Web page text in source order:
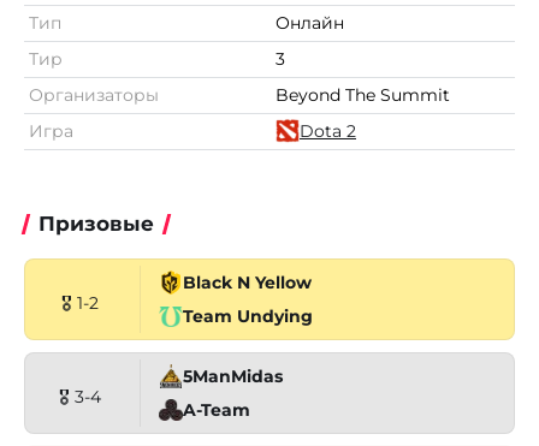
Тип
Онлайн
Тир
3
Организаторы
Beyond The Summit
Игра
Dota 2
Призовые
🎖 1-2
Black N Yellow
Team Undying
🎖 3-4
5ManMidas
A-Team